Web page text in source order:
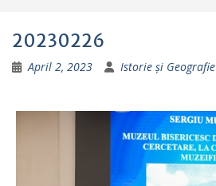
20230226
April 2, 2023 Istorie și Geografie